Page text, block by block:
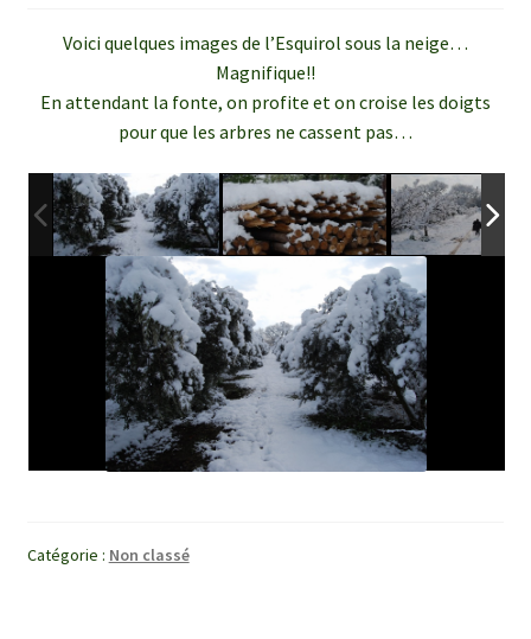
Voici quelques images de l’Esquirol sous la neige…
Magnifique!!
En attendant la fonte, on profite et on croise les doigts
pour que les arbres ne cassent pas…
Catégorie : Non classé